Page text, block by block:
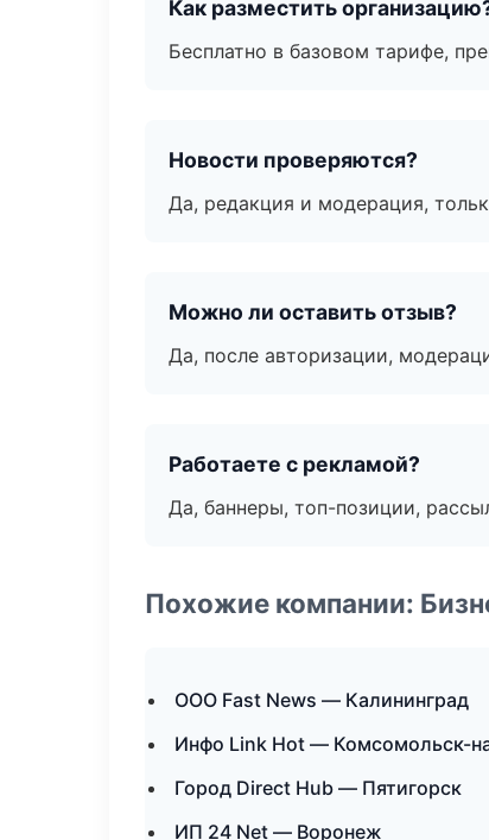
Как разместить
Бесплатно в базовом тарифе,
Новости проверяются?
Да, редакция и модерация,
Можно ли оставить отзыв?
Да, после авторизации,
Работаете с рекламой?
Да, баннеры, топ-позиции,
Похожие компании:
ООО Fast News — Калининград
Инфо Link Hot — Комсомольск-
Город Direct Hub — Пятигорск
ИП 24 Net — Воронеж